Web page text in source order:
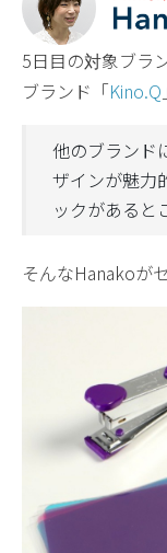
5日目の対象ブラ
ブランド「Kino.Q
他のブランド
ザインが魅力
ックがあると
そんなHanakoが